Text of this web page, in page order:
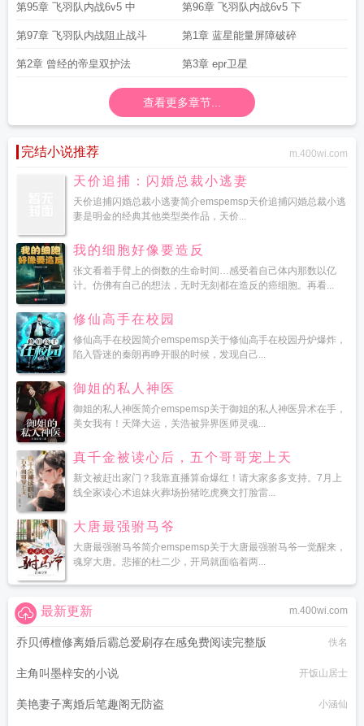
第95章 飞羽队内战6v5 中 第96章 飞羽队内战6v5 下
第97章 飞羽队内战阻止战斗 第1章 蓝星能量屏障破碎
第2章 曾经的帝皇双护法 第3章 epr卫星
查看更多章节...
完结小说推荐 m.400wi.com
天价追捕：闪婚总裁小逃妻
天价追捕闪婚总裁小逃妻简介emspemsp天价追捕闪婚总裁小逃
妻是明金的经典其他类型类作品，天价...
我的细胞好像要造反
张文看着手臂上的倒数的生命时间…感受着自己体内那数以亿
计。仿佛有自己的想法，无时无刻都在造反的癌细胞。再看...
修仙高手在校园
修仙高手在校园简介emspemsp关于修仙高手在校园丹炉爆炸，
陷入昏迷的秦朗再睁开眼的时候，发现自己...
御姐的私人神医
御姐的私人神医简介emspemsp关于御姐的私人神医异术在手，
美女我有！天降大运，关浩被异界医师灵魂...
真千金被读心后，五个哥哥宠上天
新文被赶出家门？我靠直播算命爆红！请大家多多支持。7月上
线全家读心术追妹火葬场扮猪吃虎爽文打脸雷...
大唐最强驸马爷
大唐最强驸马爷简介emspemsp关于大唐最强驸马爷一觉醒来，
魂穿大唐。悲摧的杜二少，开局就面临着两...
m.400wi.com
最新更新
乔贝傅檀修离婚后霸总爱刷存在感免费阅读完整版 佚名
主角叫墨梓安的小说 开饭山居士
美艳妻子离婚后笔趣阁无防盗 小涵仙